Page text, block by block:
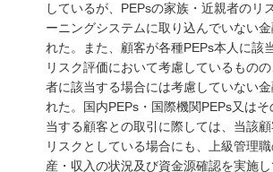
しているが、PEPsの家族・近親者のリ
ーニングシステムに取り込んでいない
れた。また、顧客が各種PEPs本人に該
リスク評価において考慮しているもの
者に該当する場合には考慮していない
れた。国内PEPs・国際機関PEPs又は
当する顧客との取引に際しては、当該
リスクとしている場合にも、上級管理
産・収入の状況及び資金源確認を実施